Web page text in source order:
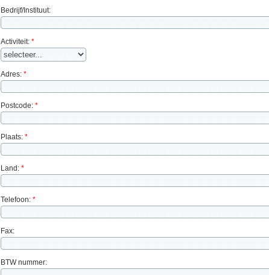
Bedrijf/Instituut:
Activiteit: *
Adres: *
Postcode: *
Plaats: *
Land: *
Telefoon: *
Fax:
BTW nummer: